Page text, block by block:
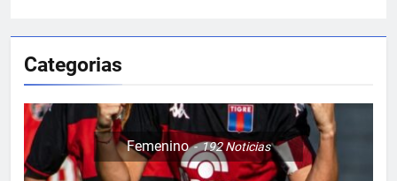
Categorias
Femenino 192Noticias